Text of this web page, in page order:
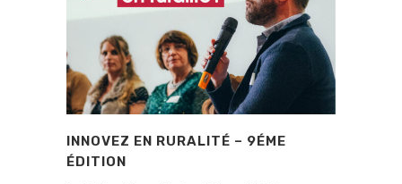
INNOVEZ EN RURALITÉ – 9ÉME
ÉDITION